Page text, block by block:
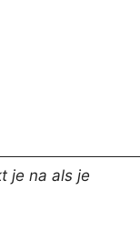
je na als je